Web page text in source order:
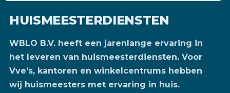
HUISMEESTERDIENSTEN
WBLO B.V. heeft een jarenlange ervaring in
het leveren van huismeesterdiensten. Voor
Vve’s, kantoren en winkelcentrums hebben
wij huismeesters met ervaring in huis.